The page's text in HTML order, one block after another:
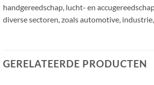
handgereedschap, lucht- en
diverse sectoren, zoals automotive,
GERELATEERDE PRODUCTEN